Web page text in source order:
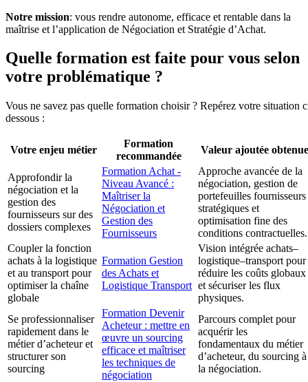
Notre mission: vous rendre autonome, efficace et rentable dans la
maîtrise et l’application de Négociation et Stratégie d’Achat.
Quelle formation est faite pour vous selon
votre problématique ?
Vous ne savez pas quelle formation choisir ? Repérez votre situation
dessous :
Votre enjeu métier
Formation
recommandée
Valeur ajoutée obtenue
Approfondir la
négociation et la
gestion des
fournisseurs sur des
dossiers complexes
Formation Achat -
Niveau Avancé :
Maîtriser la
Négociation et
Gestion des
Fournisseurs
Approche avancée de la
négociation, gestion de
portefeuilles fournisseurs
stratégiques et
optimisation fine des
conditions contractuelles.
Coupler la fonction
achats à la logistique
et au transport pour
optimiser la chaîne
globale
Formation Gestion
des Achats et
Logistique Transport
Vision intégrée achats–
logistique–transport pour
réduire les coûts globaux
et sécuriser les flux
physiques.
Se professionnaliser
rapidement dans le
métier d’acheteur et
structurer son
sourcing
Formation Devenir
Acheteur : mettre en
œuvre un sourcing
efficace et maîtriser
les techniques de
négociation
Parcours complet pour
acquérir les
fondamentaux du métier
d’acheteur, du sourcing à
la négociation.